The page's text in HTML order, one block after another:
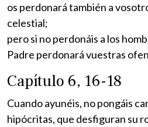
os perdonará también a
celestial;
pero si no perdonáis a los
Padre perdonará vuestras
Capítulo 6, 16-18
Cuando ayunéis, no pongáis
hipócritas, que desfiguran su